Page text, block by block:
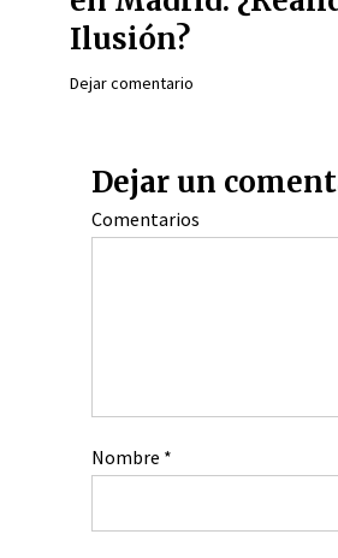
Ilusión?
Dejar comentario
Dejar un
Comentarios
Nombre *